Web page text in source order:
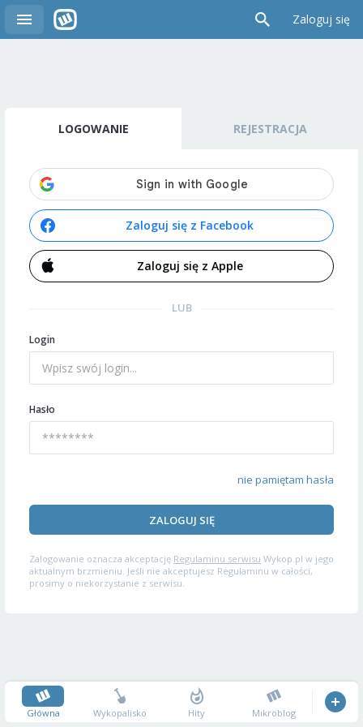
Zaloguj się
LOGOWANIE REJESTRACJA
Zaloguj się z Facebook
Zaloguj się z Apple
LUB
Login
Hasło
nie pamiętam hasła
ZALOGUJ SIĘ
Zalogowanie oznacza akceptację Regulaminu serwisu Wykop.pl w jego
aktualnym brzmieniu. Jeśli nie akceptujesz Regulaminu w całości,
prosimy o niekorzystanie z serwisu.
Główna Wykopalisko Hity Mikroblog